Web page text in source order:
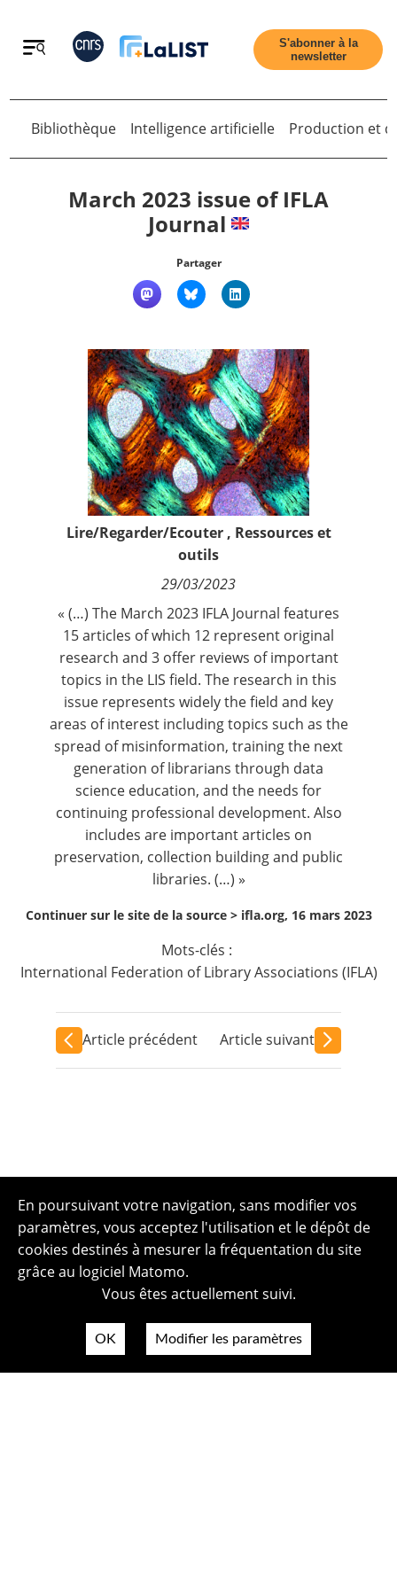
Retour
Qui sommes nous ?
Nous suivre
S'abonner à la
newsletter
Retour
Bibliothèque Intelligence artificielle Production et
March 2023 issue of IFLA
Journal
Partager
Lire/Regarder/Ecouter, Ressources et
outils
29/03/2023
« (…) The March 2023 IFLA Journal features
15 articles of which 12 represent original
research and 3 offer reviews of important
topics in the LIS field. The research in this
issue represents widely the field and key
areas of interest including topics such as the
spread of misinformation, training the next
generation of librarians through data
science education, and the needs for
continuing professional development. Also
includes are important articles on
preservation, collection building and public
libraries. (…) »
Continuer sur le site de la source > ifla.org, 16 mars 2023
Mots-clés :
International Federation of Library Associations (IFLA)
Article précédent Article suivant
En poursuivant votre navigation, sans modifier vos
paramètres, vous acceptez l'utilisation et le dépôt de
cookies destinés à mesurer la fréquentation du site
grâce au logiciel Matomo.
Vous êtes actuellement suivi.
OK Modifier les paramètres